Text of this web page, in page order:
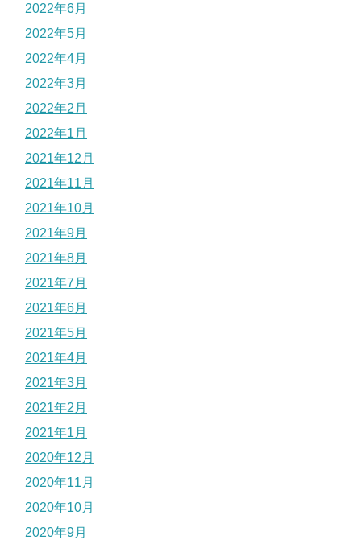
2022年6月
2022年5月
2022年4月
2022年3月
2022年2月
2022年1月
2021年12月
2021年11月
2021年10月
2021年9月
2021年8月
2021年7月
2021年6月
2021年5月
2021年4月
2021年3月
2021年2月
2021年1月
2020年12月
2020年11月
2020年10月
2020年9月